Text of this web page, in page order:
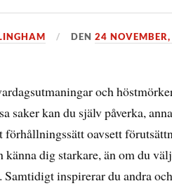
DEN24
och
saker kan du själv påverka,
oavsett
känna dig starkare, än om du
Samtidigt inspirerar du andra